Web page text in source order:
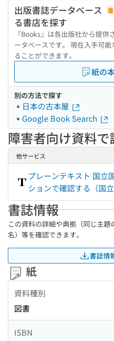
出版書誌データベース
る書店を探す
『Books』は各出版社から提
ータベースです。 現在入手可
ることができます。
紙の
別の方法で探す
日本の古本屋
Google Book Search
障害者向け資料で
他サービス
プレーンテキスト 国立
ションで確認する（国立
書誌情報
この資料の詳細や典拠（同じ主
名）等を確認できます。
書誌情
紙
資料種別
図書
ISBN